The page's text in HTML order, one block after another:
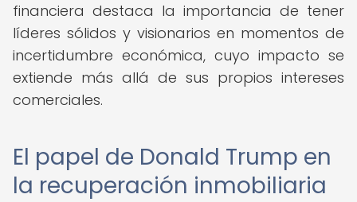
financiera destaca la importancia de tener
líderes sólidos y visionarios en momentos de
incertidumbre económica, cuyo impacto se
extiende más allá de sus propios intereses
comerciales.
El papel de Donald Trump en
la recuperación inmobiliaria